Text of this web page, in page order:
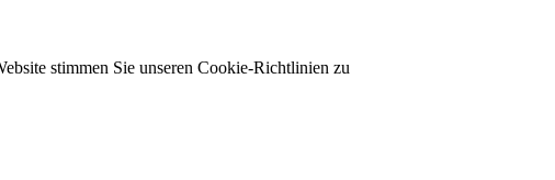
stimmen Sie unseren Cookie-Richtlinien zu